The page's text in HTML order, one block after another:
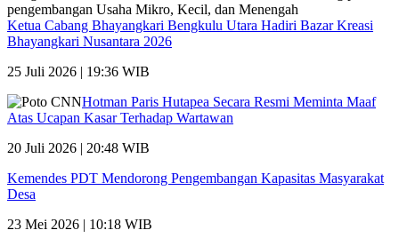
Ketua Cabang Bhayangkari Bengkulu Utara Hadiri Bazar Kreasi
Bhayangkari Nusantara 2026
25 Juli 2026 | 19:36 WIB
Hotman Paris Hutapea Secara Resmi Meminta Maaf
Atas Ucapan Kasar Terhadap Wartawan
20 Juli 2026 | 20:48 WIB
Kemendes PDT Mendorong Pengembangan Kapasitas Masyarakat
Desa
23 Mei 2026 | 10:18 WIB